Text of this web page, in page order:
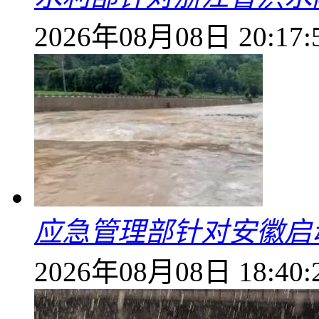
2026年08月08日
应急管理部针对安徽
2026年08月08日